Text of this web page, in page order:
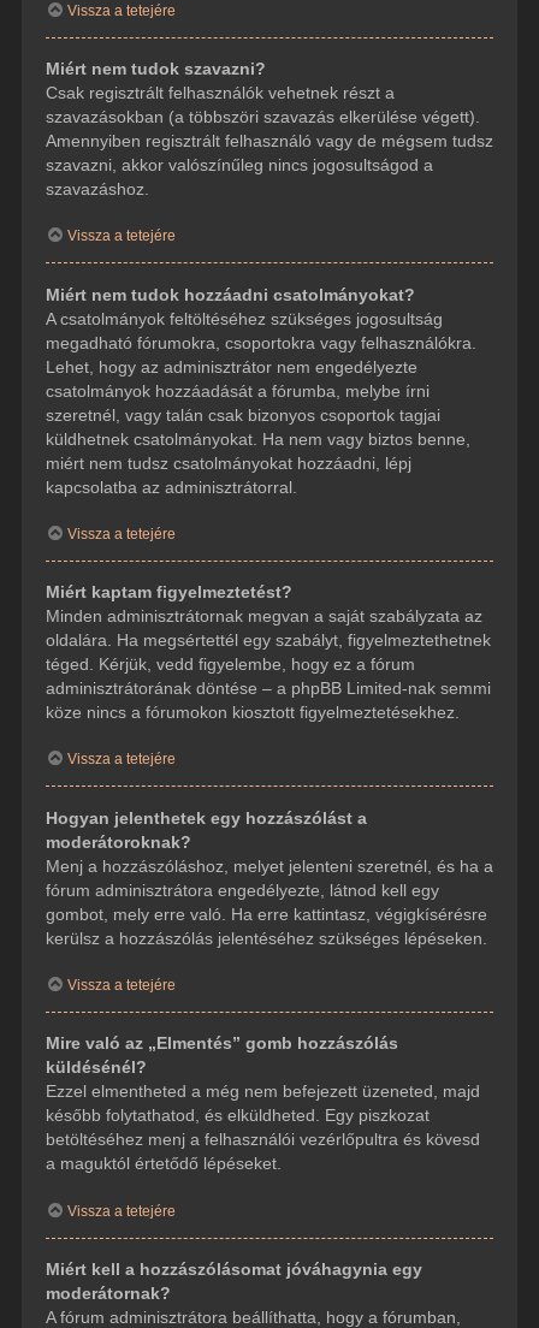
Vissza a tetejére
Miért nem tudok szavazni?
Csak regisztrált felhasználók vehetnek részt a
szavazásokban (a többszöri szavazás elkerülése végett).
Amennyiben regisztrált felhasználó vagy de mégsem tudsz
szavazni, akkor valószínűleg nincs jogosultságod a
szavazáshoz.
Vissza a tetejére
Miért nem tudok hozzáadni csatolmányokat?
A csatolmányok feltöltéséhez szükséges jogosultság
megadható fórumokra, csoportokra vagy felhasználókra.
Lehet, hogy az adminisztrátor nem engedélyezte
csatolmányok hozzáadását a fórumba, melybe írni
szeretnél, vagy talán csak bizonyos csoportok tagjai
küldhetnek csatolmányokat. Ha nem vagy biztos benne,
miért nem tudsz csatolmányokat hozzáadni, lépj
kapcsolatba az adminisztrátorral.
Vissza a tetejére
Miért kaptam figyelmeztetést?
Minden adminisztrátornak megvan a saját szabályzata az
oldalára. Ha megsértettél egy szabályt, figyelmeztethetnek
téged. Kérjük, vedd figyelembe, hogy ez a fórum
adminisztrátorának döntése – a phpBB Limited-nak semmi
köze nincs a fórumokon kiosztott figyelmeztetésekhez.
Vissza a tetejére
Hogyan jelenthetek egy hozzászólást a
moderátoroknak?
Menj a hozzászóláshoz, melyet jelenteni szeretnél, és ha a
fórum adminisztrátora engedélyezte, látnod kell egy
gombot, mely erre való. Ha erre kattintasz, végigkísérésre
kerülsz a hozzászólás jelentéséhez szükséges lépéseken.
Vissza a tetejére
Mire való az „Elmentés” gomb hozzászólás
küldésénél?
Ezzel elmentheted a még nem befejezett üzeneted, majd
később folytathatod, és elküldheted. Egy piszkozat
betöltéséhez menj a felhasználói vezérlőpultra és kövesd
a maguktól értetődő lépéseket.
Vissza a tetejére
Miért kell a hozzászólásomat jóváhagynia egy
moderátornak?
A fórum adminisztrátora beállíthatta, hogy a fórumban,